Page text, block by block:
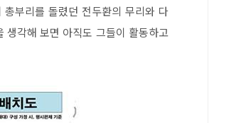
부리를 돌렸던 전두환의 무리와 다
생각해 보면 아직도 그들이 활동하고